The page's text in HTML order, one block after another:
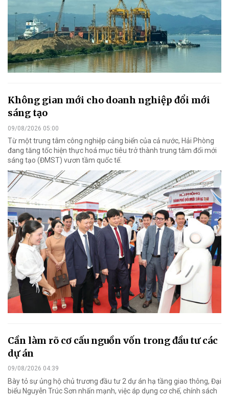
Không gian mới cho doanh nghiệp đổi mới
sáng tạo
09/08/2026 05:00
Từ một trung tâm công nghiệp cảng biển của cả nước, Hải Phòng
đang tăng tốc hiện thực hoá mục tiêu trở thành trung tâm đổi mới
sáng tạo (ĐMST) vươn tầm quốc tế.
Cần làm rõ cơ cấu nguồn vốn trong đầu tư các
dự án
09/08/2026 04:39
Bày tỏ sự ủng hộ chủ trương đầu tư 2 dự án hạ tầng giao thông, Đại
biểu Nguyễn Trúc Sơn nhấn mạnh, việc áp dụng cơ chế, chính sách